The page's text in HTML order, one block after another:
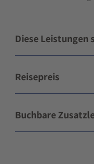
Diese Leistungen
Reisepreis
Buchbare